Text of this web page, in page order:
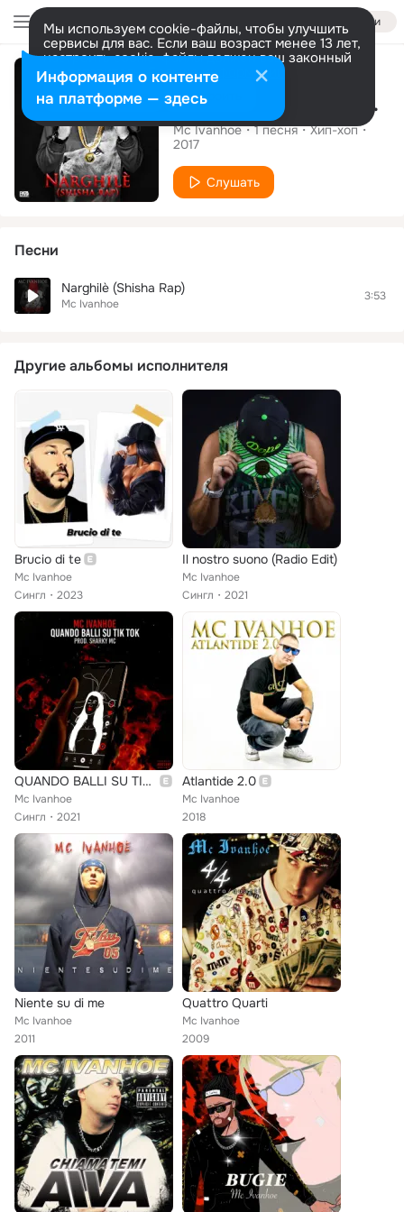
Войти
Мы используем cookie-файлы, чтобы улучшить
сервисы для вас. Если ваш возраст менее 13 лет,
настроить cookie-файлы должен ваш законный
представитель. Больше информации
Разрешить все Настроить
Сингл
Narghilè (Shisha Rap)
Mc Ivanhoe 1песня
Хип-хоп
2017
Слушать
Песни
Narghilè (Shisha Rap)
Mc Ivanhoe
3:53
Другие альбомы исполнителя
Brucio di te
Mc Ivanhoe
Сингл
2023
Il nostro suono (Radio Edit)
Mc Ivanhoe
Сингл
2021
QUANDO BALLI SU TIK TOK
Mc Ivanhoe
Сингл
2021
Atlantide 2.0
Mc Ivanhoe
2018
Niente su di me
Mc Ivanhoe
2011
Quattro Quarti
Mc Ivanhoe
2009
Информация о контенте
на платформе — здесь